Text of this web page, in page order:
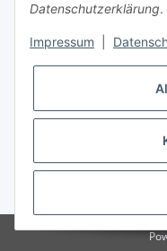
Informationen
Gesetzliche
Shop nur für
* Alle Preise zzgl.
Datenschutzerklärung.
Impressum